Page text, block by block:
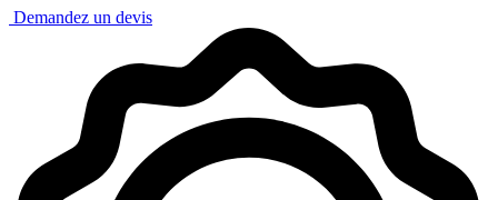
Demandez un devis